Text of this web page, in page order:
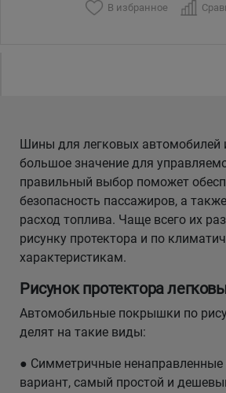
В избранное
Шины для легковых автомобилей
большое значение для
правильный выбор поможет
безопасность пассажиров, а
расход топлива. Чаще всего их
рисунку протектора и по
характеристикам.
Рисунок протектора
Автомобильные покрышки по
делят на такие виды:
● Симметричные ненаправленные
вариант, самый простой и